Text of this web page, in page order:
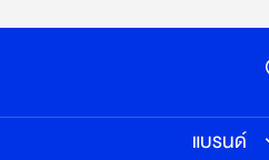
แบรนด์